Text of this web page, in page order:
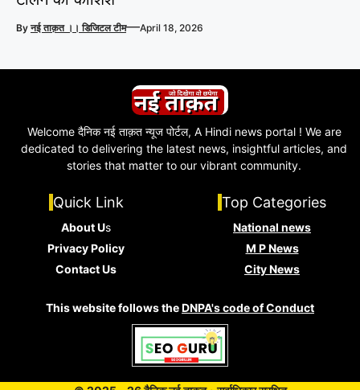
Byनई ताक़त ।। डिजिटल टीम—April 18, 2026
Welcome दैनिक नई ताक़त न्यूज पोर्टल, A Hindi news portal ! We are
dedicated to delivering the latest news, insightful articles, and
stories that matter to our vibrant community.
Quick Link
About Us
Privacy Policy
Contact Us
Top Categories
National news
M P News
City News
This website follows theDNPA's code of Conduct